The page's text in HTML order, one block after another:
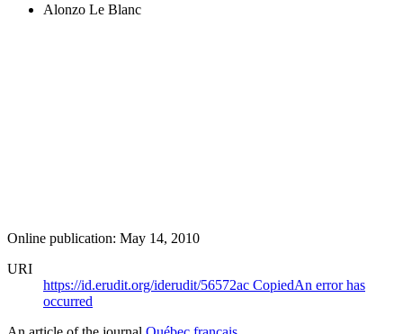
Alonzo Le Blanc
Online publication: May 14, 2010
URI
https://id.erudit.org/iderudit/56572ac CopiedAn error has
occurred